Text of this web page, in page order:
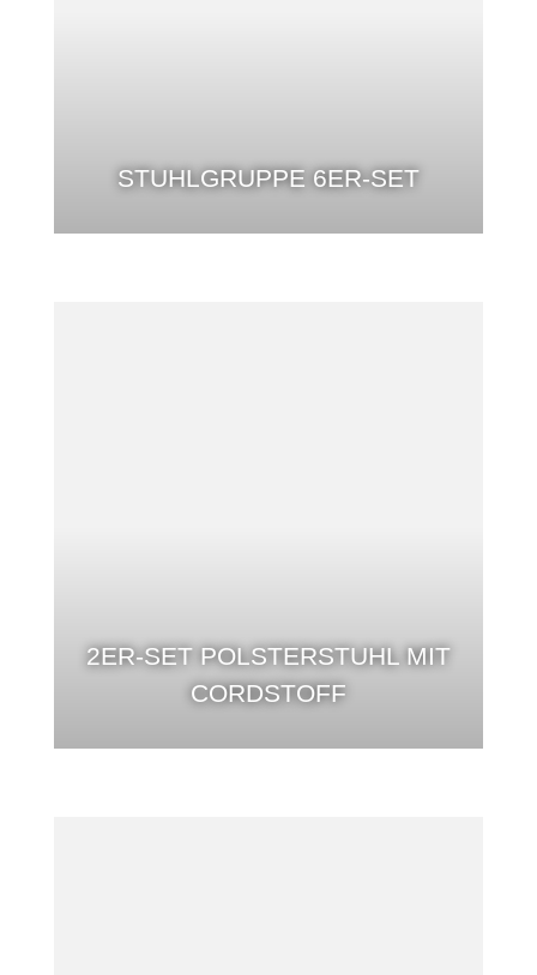
STUHLGRUPPE 6ER-SET
2ER-SET POLSTERSTUHL MIT
CORDSTOFF